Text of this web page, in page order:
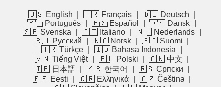
🇺🇸 English 🇫🇷 Français 🇩🇪 Deutsch
🇵🇹 Português
🇪🇸 Español 🇩🇰 Dansk
🇸🇪 Svenska
🇮🇹 Italiano 🇳🇱 Nederlands
🇷🇺 Русский
🇳🇴 Norsk 🇫🇮 Suomi
🇹🇷 Türkçe
🇮🇩 Bahasa Indonesia
🇻🇳 Tiếng Việt
🇵🇱 Polski 🇨🇳 中文
🇯🇵 日本語
🇰🇷 한국어 🇷🇸 Српски
🇪🇪 Eesti
🇬🇷 Ελληνικά 🇨🇿 Čeština